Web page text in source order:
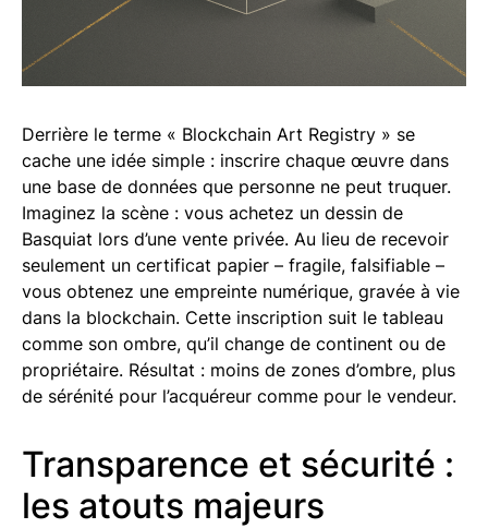
Derrière le terme « Blockchain Art Registry » se
cache une idée simple : inscrire chaque œuvre dans
une base de données que personne ne peut truquer.
Imaginez la scène : vous achetez un dessin de
Basquiat lors d’une vente privée. Au lieu de recevoir
seulement un certificat papier – fragile, falsifiable –
vous obtenez une empreinte numérique, gravée à vie
dans la blockchain. Cette inscription suit le tableau
comme son ombre, qu’il change de continent ou de
propriétaire. Résultat : moins de zones d’ombre, plus
de sérénité pour l’acquéreur comme pour le vendeur.
Transparence et sécurité :
les atouts majeurs